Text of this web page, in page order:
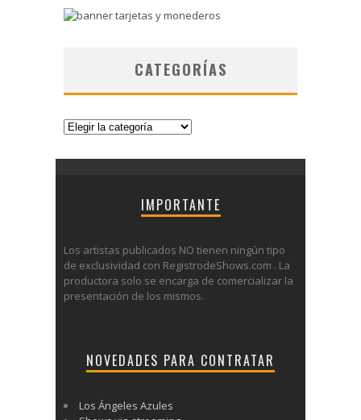
CATEGORÍAS
Categorías
IMPORTANTE
Los artistas publicados NO tienen ningún tipo
de exclusividad con RegistrodeShows.com . La
productora solo se encarga de comercializar la
presentación de los mismos.
NOVEDADES PARA CONTRATAR
Los Ángeles Azules